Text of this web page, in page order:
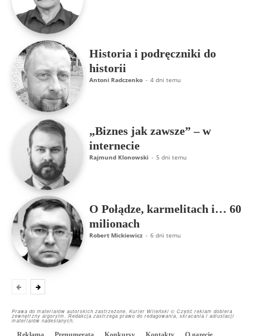
Historia i podręczniki do
historii
Antoni Radczenko - 4 dni temu
„Biznes jak zawsze” – w
internecie
Rajmund Klonowski - 5 dni temu
O Połądze, karmelitach i… 60
milionach
Robert Mickiewicz - 6 dni temu
Prawa do materiałów autorskich zastrzeżone. Kurier Wileński © Część reklam dobiera
zewnętrzny algorytm. Redakcja zastrzega prawo do redagowania, skracania i adiustacji
materiałów nadesłanych.